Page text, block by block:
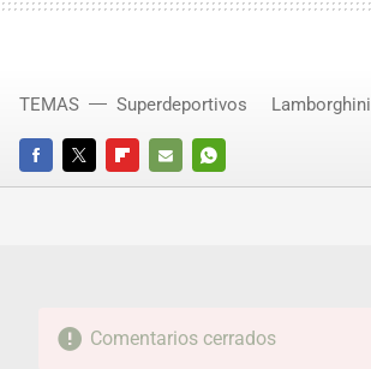
FACEBOOKTWITTERFLIPBOARD
E-
WHATSAPP
TEMAS Superdeportivos Lamborghini
Comentarios cerrados